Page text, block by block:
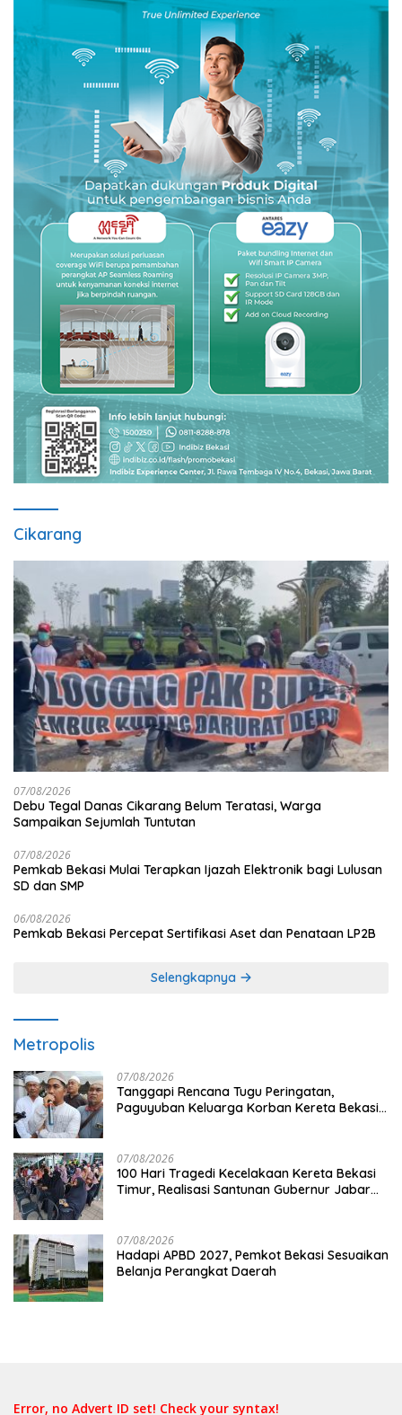
Cikarang
07/08/2026
Debu Tegal Danas Cikarang Belum Teratasi, Warga
Sampaikan Sejumlah Tuntutan
07/08/2026
Pemkab Bekasi Mulai Terapkan Ijazah Elektronik bagi Lulusan
SD dan SMP
06/08/2026
Pemkab Bekasi Percepat Sertifikasi Aset dan Penataan LP2B
Selengkapnya
Metropolis
07/08/2026
Tanggapi Rencana Tugu Peringatan,
Paguyuban Keluarga Korban Kereta Bekasi
07/08/2026
100 Hari Tragedi Kecelakaan Kereta Bekasi
Timur, Realisasi Santunan Gubernur Jabar
07/08/2026
Hadapi APBD 2027, Pemkot Bekasi Sesuaikan
Belanja Perangkat Daerah
Error, no Advert ID set! Check your syntax!